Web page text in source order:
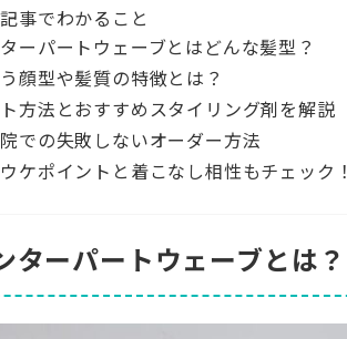
事でわかること
ーパートウェーブとはどんな髪型？
顔型や髪質の特徴とは？
方法とおすすめスタイリング剤を解説
での失敗しないオーダー方法
ケポイントと着こなし相性もチェック！
ターパートウェーブとは？